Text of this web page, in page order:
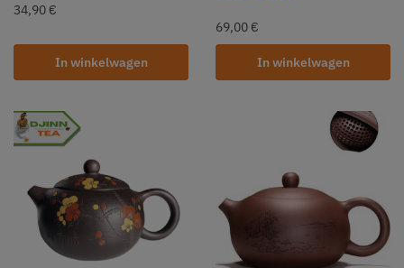
34,90 €
In winkelwagen
69,00 €
In winkelwagen